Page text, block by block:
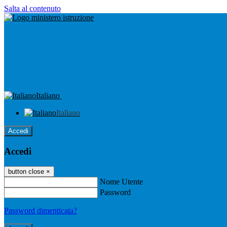
Salta al contenuto
Italiano
Italiano
Accedi
Accedi
button close ×
Nome Utente
Password
Password dimenticata?